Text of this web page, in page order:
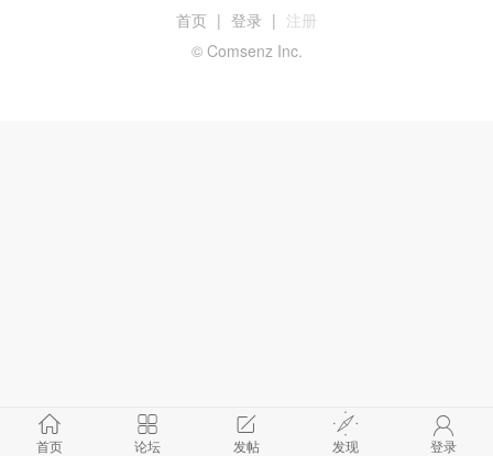
首页 论坛 发帖 发现 登录
首页 | 登录 | 注册
© Comsenz Inc.